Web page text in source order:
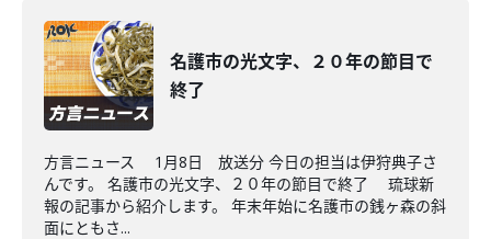
名護市の光文字、２０年の節目で
終了
方言ニュース 1月8日 放送分 今日の担当は伊狩典子さ
んです。 名護市の光文字、２０年の節目で終了 琉球新
報の記事から紹介します。 年末年始に名護市の銭ヶ森の斜
面にともさ...